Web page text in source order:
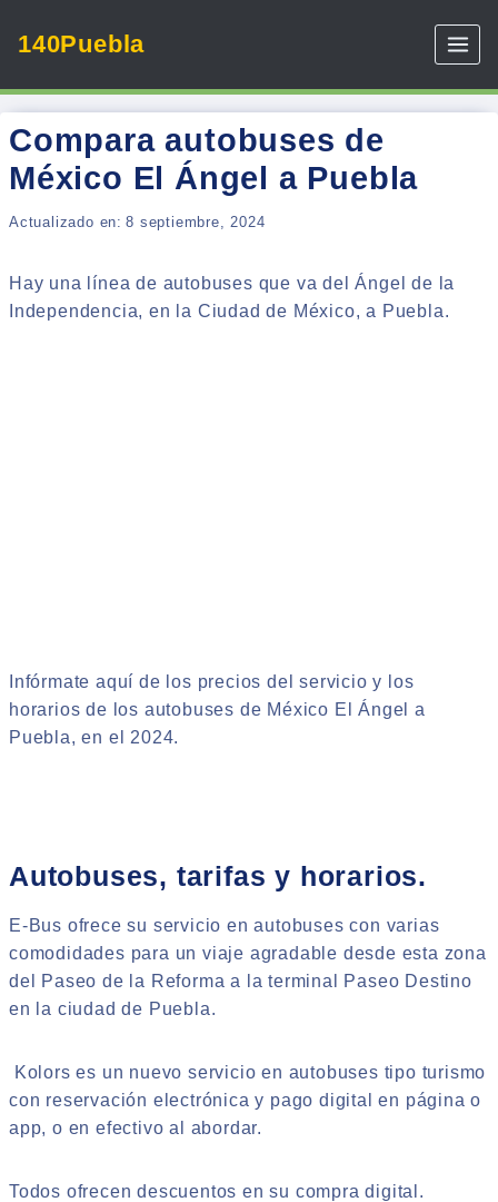
140Puebla
Compara autobuses de
México El Ángel a Puebla
Actualizado en: 8 septiembre, 2024
Hay una línea de autobuses que va del Ángel de la
Independencia, en la Ciudad de México, a Puebla.
Infórmate aquí de los precios del servicio y los
horarios de los autobuses de México El Ángel a
Puebla, en el 2024.
Autobuses, tarifas y horarios.
E-Bus ofrece su servicio en autobuses con varias
comodidades para un viaje agradable desde esta zona
del Paseo de la Reforma a la terminal Paseo Destino
en la ciudad de Puebla.
Kolors es un nuevo servicio en autobuses tipo turismo
con reservación electrónica y pago digital en página o
app, o en efectivo al abordar.
Todos ofrecen descuentos en su compra digital.